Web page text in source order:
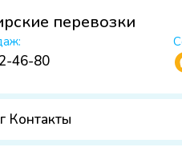
46-80
перевозки
Контакты